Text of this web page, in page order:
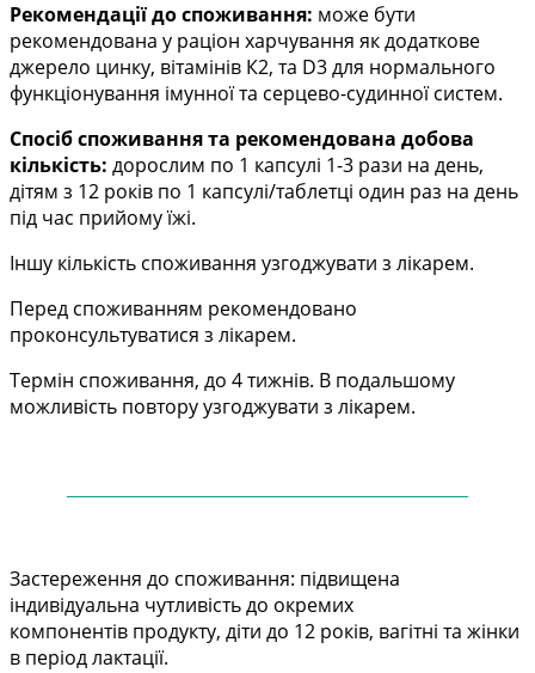
Рекомендації до споживання: може бути
рекомендована у раціон харчування як додаткове
джерело цинку, вітамінів К2, та D3 для нормального
функціонування імунної та серцево-судинної систем.
Спосіб споживання та рекомендована добова
кількість: дорослим по 1 капсулі 1-3 рази на день,
дітям з 12 років по 1 капсулі/таблетці один раз на день
під час прийому їжі.
Іншу кількість споживання узгоджувати з лікарем.
Перед споживанням рекомендовано
проконсультуватися з лікарем.
Термін споживання, до 4 тижнів. В подальшому
можливість повтору узгоджувати з лікарем.
—————————————————————
Застереження до споживання: підвищена
індивідуальна чутливість до окремих
компонентів продукту, діти до 12 років, вагітні та жінки
в період лактації.